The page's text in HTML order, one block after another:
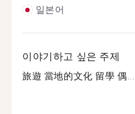
일본어
이야기하고 싶은 주제
旅遊 當地的文化 留學 偶...